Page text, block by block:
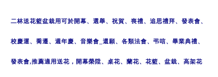
二林送花籃盆栽用可於開幕、選舉、祝賀、喪禮、追思禮拜、發表會、
校慶運、喬遷、週年慶、音樂會 _還願、各類法會、弔唁、畢業典禮、
發表會,推薦適用送花，開幕榮陞、桌花、蘭花、花籃、盆栽、高架花